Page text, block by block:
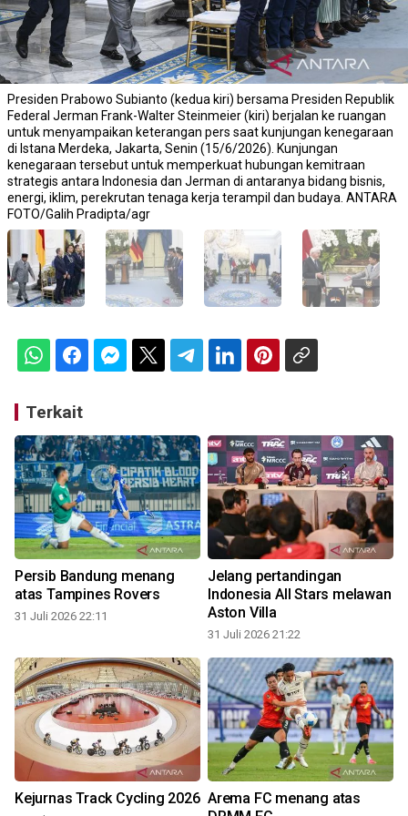
Presiden Prabowo Subianto (kedua kiri) bersama Presiden Republik
Federal Jerman Frank-Walter Steinmeier (kiri) berjalan ke ruangan
untuk menyampaikan keterangan pers saat kunjungan kenegaraan
di Istana Merdeka, Jakarta, Senin (15/6/2026). Kunjungan
kenegaraan tersebut untuk memperkuat hubungan kemitraan
strategis antara Indonesia dan Jerman di antaranya bidang bisnis,
energi, iklim, perekrutan tenaga kerja terampil dan budaya. ANTARA
FOTO/Galih Pradipta/agr
Terkait
Persib Bandung menang
atas Tampines Rovers
31 Juli 2026 22:11
Jelang pertandingan
Indonesia All Stars melawan
Aston Villa
31 Juli 2026 21:22
Kejurnas Track Cycling 2026 Arema FC menang atas